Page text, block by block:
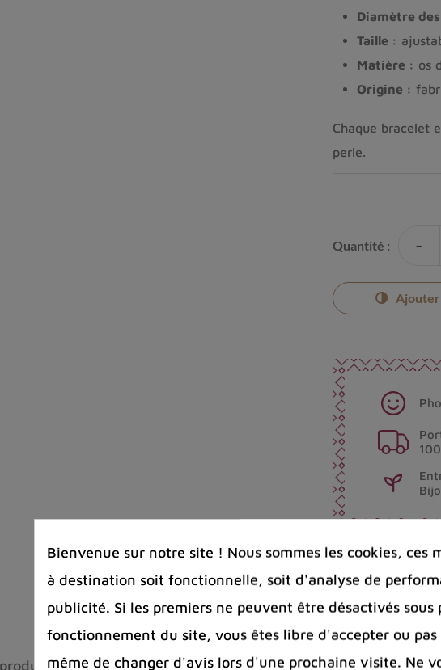
Diamètre
Taille :
Matière : os
Origine :
Chaque bracelet
perle.
Quantité : -
Ajouter
Partager :
Avis clients
Bienvenue sur notre site ! Nous sommes les cookies, ces
à destination soit fonctionnelle, soit d'analyse de
publicité. Si les premiers ne peuvent être désactivés
fonctionnement du site, vous êtes libre d'accepter ou pas
même de changer d'avis lors d'une prochaine visite. Ne